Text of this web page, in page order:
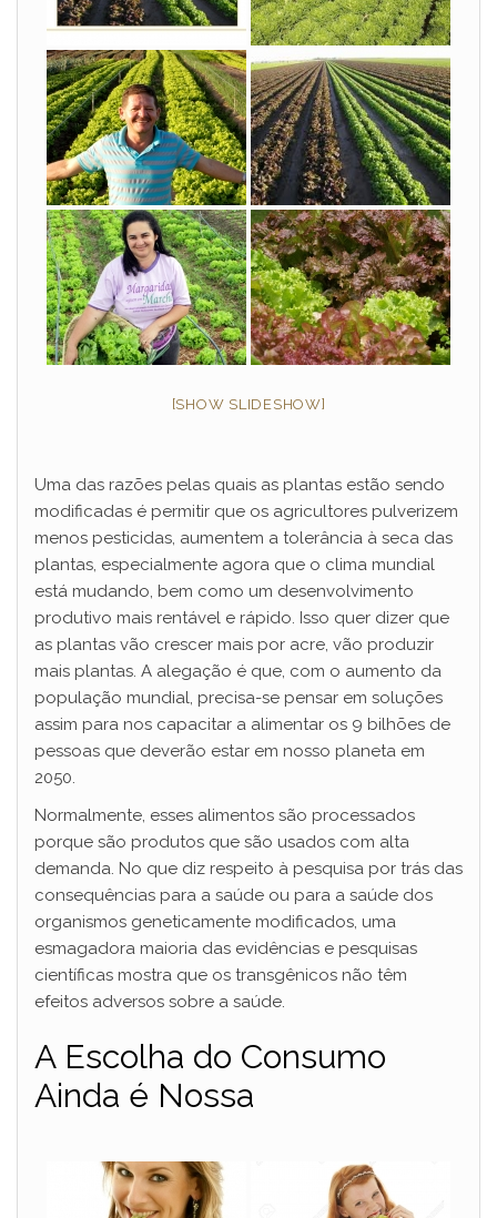
[SHOW SLIDESHOW]
Uma das razões pelas quais as plantas estão sendo
modificadas é permitir que os agricultores pulverizem
menos pesticidas, aumentem a tolerância à seca das
plantas, especialmente agora que o clima mundial
está mudando, bem como um desenvolvimento
produtivo mais rentável e rápido. Isso quer dizer que
as plantas vão crescer mais por acre, vão produzir
mais plantas. A alegação é que, com o aumento da
população mundial, precisa-se pensar em soluções
assim para nos capacitar a alimentar os 9 bilhões de
pessoas que deverão estar em nosso planeta em
2050.
Normalmente, esses alimentos são processados ​​
porque são produtos que são usados com alta
demanda. No que diz respeito à pesquisa por trás das
consequências para a saúde ou para a saúde dos
organismos geneticamente modificados, uma
esmagadora maioria das evidências e pesquisas
científicas mostra que os transgênicos não têm
efeitos adversos sobre a saúde​​.
A Escolha do Consumo
Ainda é Nossa